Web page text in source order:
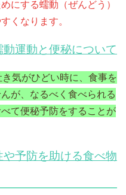
にする蠕動（ぜんどう）
くなります。
動運動と便秘について
気がひどい時に、食事を
が、なるべく食べられる
て便秘予防をすることが
予防を助ける食べ物